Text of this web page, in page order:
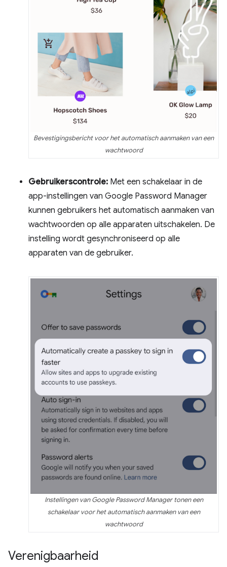
Bevestigingsbericht voor het automatisch aanmaken van een
wachtwoord
Gebruikerscontrole: Met een schakelaar in de
app-instellingen van Google Password Manager
kunnen gebruikers het automatisch aanmaken van
wachtwoorden op alle apparaten uitschakelen. De
instelling wordt gesynchroniseerd op alle
apparaten van de gebruiker.
Instellingen van Google Password Manager tonen een
schakelaar voor het automatisch aanmaken van een
wachtwoord
Verenigbaarheid